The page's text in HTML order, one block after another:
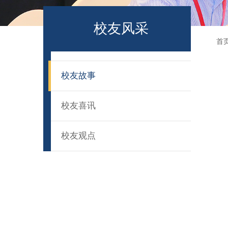
校友风采
校友故事
校友喜讯
校友观点
首